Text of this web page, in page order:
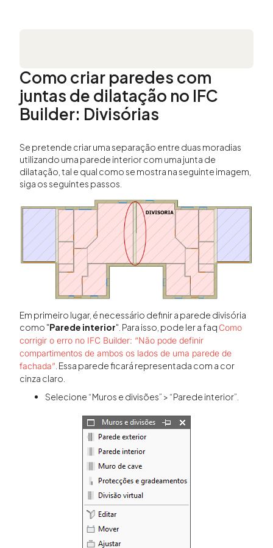
Como criar paredes com
juntas de dilatação no IFC
Builder: Divisórias
Se pretende criar uma separação entre duas moradias
utilizando uma parede interior com uma junta de
dilatação, tal e qual como se mostra na seguinte imagem,
siga os seguintes passos.
Em primeiro lugar, é necessário definir a parede divisória
como "Parede interior". Para isso, pode ler a faq Como
corrigir o erro no IFC Builder: “Não pode definir
compartimentos de ambos os lados de uma parede de
fachada” . Essa parede ficará representada com a cor
cinza claro.
Selecione “Muros e divisões” > “Parede interior”.